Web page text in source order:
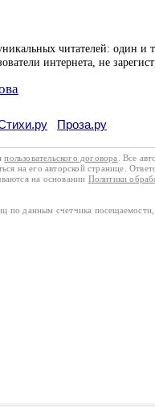
читателей: один и
интернета, не
Проза.ру
пользовательского договора
. Все
на его авторской странице.
на основании Политики
по данным счетчика